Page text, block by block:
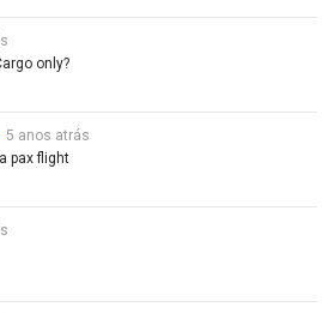
only?
5 anos atrás
pax flight